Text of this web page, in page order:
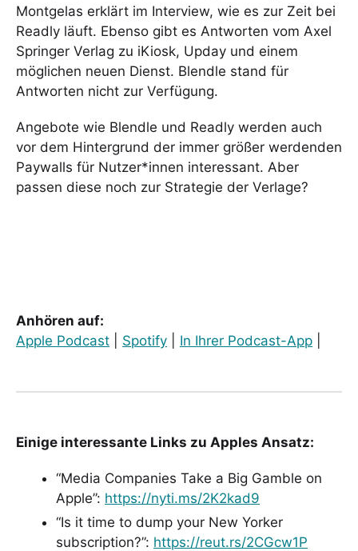
Montgelas erklärt im Interview, wie es zur Zeit bei
Readly läuft. Ebenso gibt es Antworten vom Axel
Springer Verlag zu iKiosk, Upday und einem
möglichen neuen Dienst. Blendle stand für
Antworten nicht zur Verfügung.
Angebote wie Blendle und Readly werden auch
vor dem Hintergrund der immer größer werdenden
Paywalls für Nutzer*innen interessant. Aber
passen diese noch zur Strategie der Verlage?
Anhören auf:
Apple Podcast
Spotify In Ihrer Podcast-App
Einige interessante Links zu Apples Ansatz:
“Media Companies Take a Big Gamble on
Apple”: https://nyti.ms/2K2kad9
“Is it time to dump your New Yorker
subscription?”: https://reut.rs/2CGcw1P